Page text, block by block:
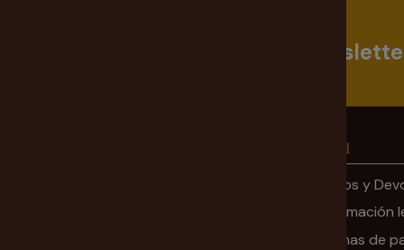
Suscríbete a nuestra
Legal
Envíos y
Información
Formas de